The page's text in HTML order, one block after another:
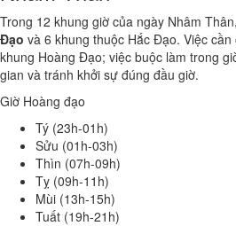
Trong 12 khung giờ của ngày Nhâm Thân,
Đạo và 6 khung thuộc Hắc Đạo. Việc
khung Hoàng Đạo; việc buộc làm trong
gian và tránh khởi sự đúng đầu giờ.
Giờ Hoàng đạo
Tý (23h-01h)
Sửu (01h-03h)
Thìn (07h-09h)
Tỵ (09h-11h)
Mùi (13h-15h)
Tuất (19h-21h)